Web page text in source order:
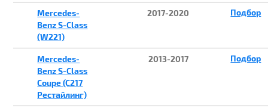
Mercedes-
Benz S-Class
(W221)
2017-2020 Подбор
Mercedes-
Benz S-Class
Coupe (C217
Рестайлинг)
2013-2017 Подбор